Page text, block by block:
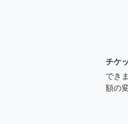
チケ
でき
額の